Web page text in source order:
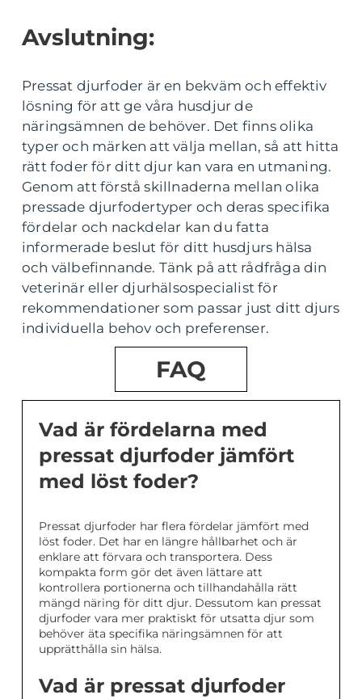
Avslutning:
Pressat djurfoder är en bekväm och effektiv
lösning för att ge våra husdjur de
näringsämnen de behöver. Det finns olika
typer och märken att välja mellan, så att hitta
rätt foder för ditt djur kan vara en utmaning.
Genom att förstå skillnaderna mellan olika
pressade djurfodertyper och deras specifika
fördelar och nackdelar kan du fatta
informerade beslut för ditt husdjurs hälsa
och välbefinnande. Tänk på att rådfråga din
veterinär eller djurhälsospecialist för
rekommendationer som passar just ditt djurs
individuella behov och preferenser.
FAQ
Vad är fördelarna med
pressat djurfoder jämfört
med löst foder?
Pressat djurfoder har flera fördelar jämfört med
löst foder. Det har en längre hållbarhet och är
enklare att förvara och transportera. Dess
kompakta form gör det även lättare att
kontrollera portionerna och tillhandahålla rätt
mängd näring för ditt djur. Dessutom kan pressat
djurfoder vara mer praktiskt för utsatta djur som
behöver äta specifika näringsämnen för att
upprätthålla sin hälsa.
Vad är pressat djurfoder